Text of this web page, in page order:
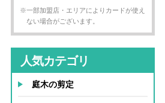
※一部加盟店・エリアによりカードが使え
ない場合がございます。
人気カテゴリ
庭木の剪定